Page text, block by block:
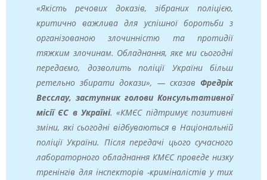
«Якість речових доказів, зібраних поліцією,
критично важлива для успішної боротьби з
організованою злочинністю та протидії
тяжким злочинам. Обладнання, яке ми сьогодні
передаємо, дозволить поліції України більш
ретельно збирати докази», — сказав Фредрік
Весслау, заступник голови Консультативної
місії ЄС в Україні. «КМЄС підтримує позитивні
зміни, які сьогодні відбуваються в Національній
поліції України. Після передачі цього сучасного
лабораторного обладнання КМЄС проведе низку
тренінгів для інспекторів -криміналістів у тих